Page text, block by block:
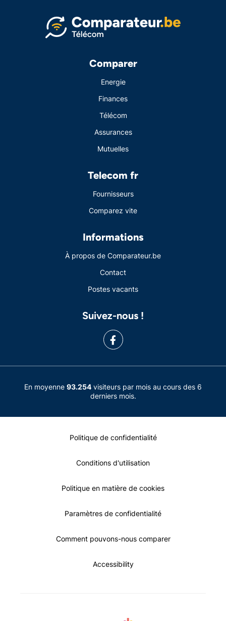
Comparer
Energie
Finances
Télécom
Assurances
Mutuelles
Telecom fr
Fournisseurs
Comparez vite
Informations
À propos de Comparateur.be
Contact
Postes vacants
Suivez-nous !
En moyenne 93.254 visiteurs par mois au cours des 6
derniers mois.
Politique de confidentialité
Conditions d'utilisation
Politique en matière de cookies
Paramètres de confidentialité
Comment pouvons-nous comparer
Accessibility